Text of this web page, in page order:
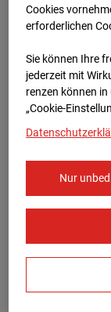
Europe/Berlin
Cookies
erforderlichen
Sie können Ihre
jederzeit mit
renzen können
„Cookie-
Nur